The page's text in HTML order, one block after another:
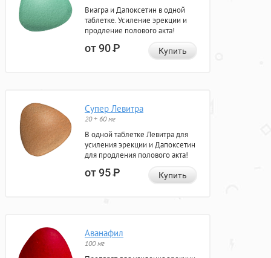
Виагра и Дапоксетин в одной
таблетке. Усиление эрекции и
продление полового акта!
от 90Р Купить
Супер Левитра
20 + 60 мг
В одной таблетке Левитра для
усиления эрекции и Дапоксетин
для продления полового акта!
от 95Р Купить
Аванафил
100 мг